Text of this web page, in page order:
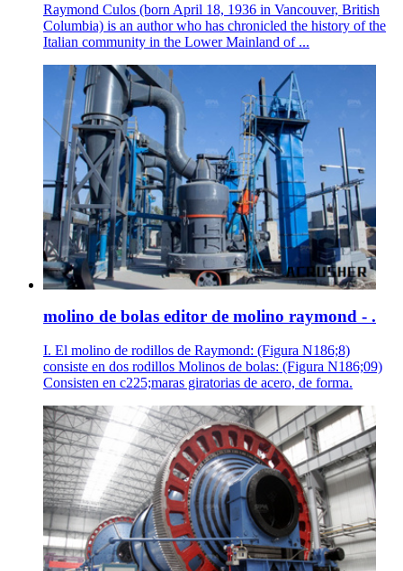
Raymond Culos (born April 18, 1936 in Vancouver, British
Columbia) is an author who has chronicled the history of the
Italian community in the Lower Mainland of ...
molino de bolas editor de molino raymond - .
I. El molino de rodillos de Raymond: (Figura N186;8)
consiste en dos rodillos Molinos de bolas: (Figura N186;09)
Consisten en c225;maras giratorias de acero, de forma.